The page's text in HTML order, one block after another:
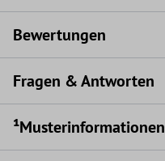
Bewertungen
Fragen & Antworten
¹Musterinformationen